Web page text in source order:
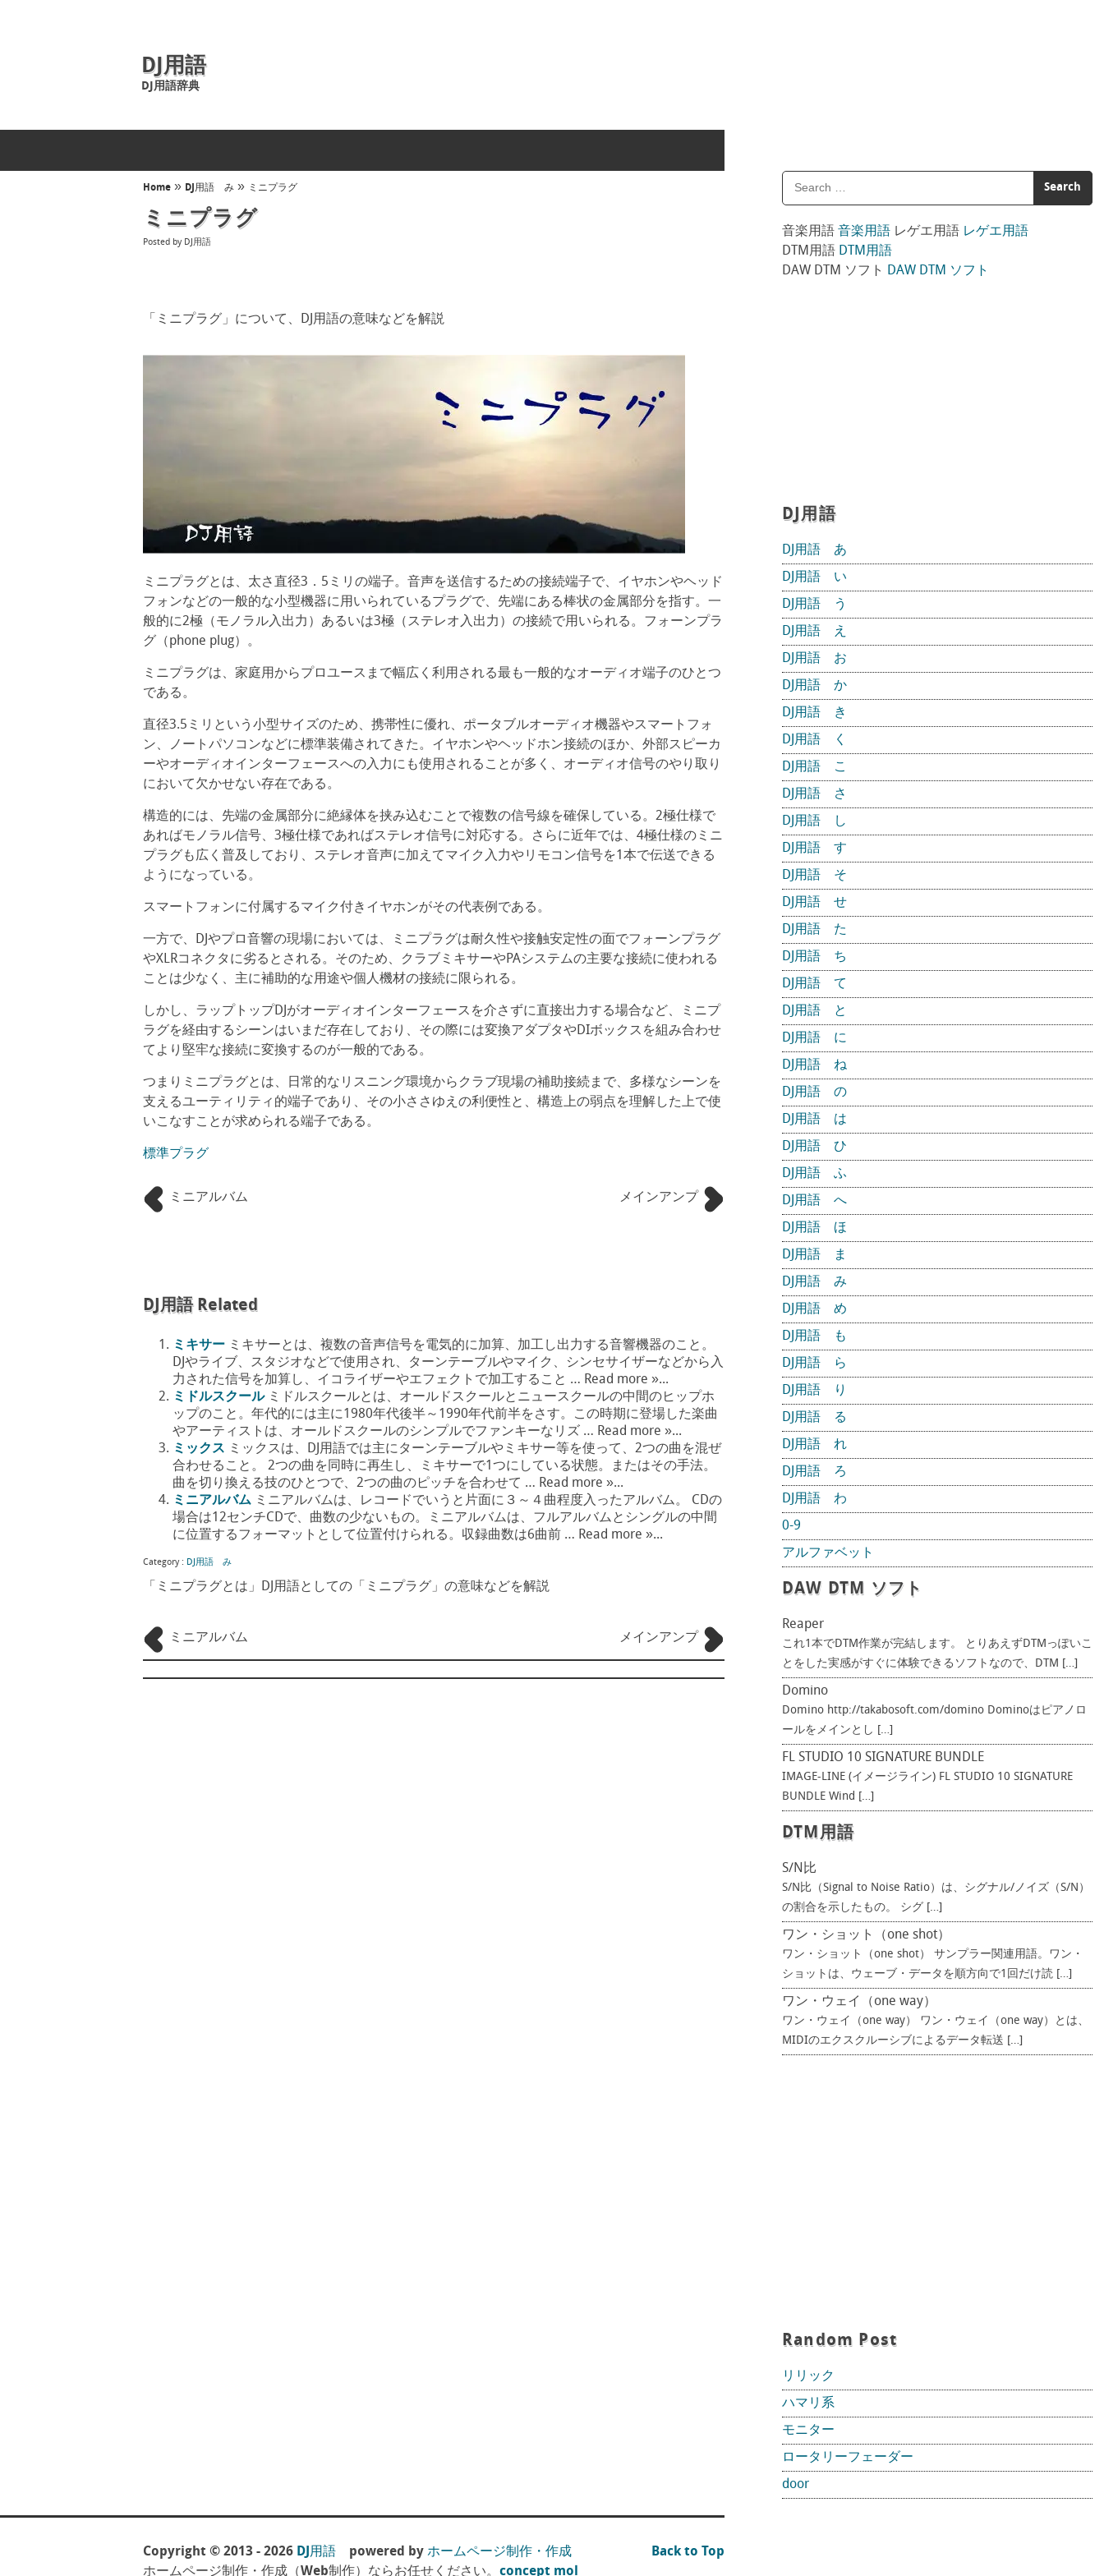
DJ用語
DJ用語辞典
Home » DJ用語 み » ミニプラグ
ミニプラグ
Posted by DJ用語
「ミニプラグ」について、DJ用語の意味などを解説
ミニプラグとは、太さ直径3．5ミリの端子。音声を送信するための接続端子で、イヤホンやヘッド
フォンなどの一般的な小型機器に用いられているプラグで、先端にある棒状の金属部分を指す。一
般的に2極（モノラル入出力）あるいは3極（ステレオ入出力）の接続で用いられる。フォーンプラ
グ（phone plug）。
ミニプラグは、家庭用からプロユースまで幅広く利用される最も一般的なオーディオ端子のひとつ
である。
直径3.5ミリという小型サイズのため、携帯性に優れ、ポータブルオーディオ機器やスマートフォ
ン、ノートパソコンなどに標準装備されてきた。イヤホンやヘッドホン接続のほか、外部スピーカ
ーやオーディオインターフェースへの入力にも使用されることが多く、オーディオ信号のやり取り
において欠かせない存在である。
構造的には、先端の金属部分に絶縁体を挟み込むことで複数の信号線を確保している。2極仕様で
あればモノラル信号、3極仕様であればステレオ信号に対応する。さらに近年では、4極仕様のミニ
プラグも広く普及しており、ステレオ音声に加えてマイク入力やリモコン信号を1本で伝送できる
ようになっている。
スマートフォンに付属するマイク付きイヤホンがその代表例である。
一方で、DJやプロ音響の現場においては、ミニプラグは耐久性や接触安定性の面でフォーンプラグ
やXLRコネクタに劣るとされる。そのため、クラブミキサーやPAシステムの主要な接続に使われる
ことは少なく、主に補助的な用途や個人機材の接続に限られる。
しかし、ラップトップDJがオーディオインターフェースを介さずに直接出力する場合など、ミニプ
ラグを経由するシーンはいまだ存在しており、その際には変換アダプタやDIボックスを組み合わせ
てより堅牢な接続に変換するのが一般的である。
つまりミニプラグとは、日常的なリスニング環境からクラブ現場の補助接続まで、多様なシーンを
支えるユーティリティ的端子であり、その小ささゆえの利便性と、構造上の弱点を理解した上で使
いこなすことが求められる端子である。
標準プラグ
ミニアルバム メインアンプ
DJ用語 Related
ミキサー ミキサーとは、複数の音声信号を電気的に加算、加工し出力する音響機器のこと。
DJやライブ、スタジオなどで使用され、ターンテーブルやマイク、シンセサイザーなどから入
力された信号を加算し、イコライザーやエフェクトで加工すること … Read more »...
ミドルスクール ミドルスクールとは、オールドスクールとニュースクールの中間のヒップホ
ップのこと。年代的には主に1980年代後半～1990年代前半をさす。この時期に登場した楽曲
やアーティストは、オールドスクールのシンプルでファンキーなリズ … Read more »...
ミックス ミックスは、DJ用語では主にターンテーブルやミキサー等を使って、2つの曲を混ぜ
合わせること。 2つの曲を同時に再生し、ミキサーで1つにしている状態。またはその手法。
曲を切り換える技のひとつで、2つの曲のピッチを合わせて … Read more »...
ミニアルバム ミニアルバムは、レコードでいうと片面に３～４曲程度入ったアルバム。 CDの
場合は12センチCDで、曲数の少ないもの。ミニアルバムは、フルアルバムとシングルの中間
に位置するフォーマットとして位置付けられる。収録曲数は6曲前 … Read more »...
Category : DJ用語 み
「ミニプラグとは」DJ用語としての「ミニプラグ」の意味などを解説
ミニアルバム メインアンプ
音楽用語 音楽用語レゲエ用語 レゲエ用語
DTM用語 DTM用語
DAW DTM ソフト
DAW DTM ソフト
DJ用語
DJ用語 あ
DJ用語 い
DJ用語 う
DJ用語 え
DJ用語 お
DJ用語 か
DJ用語 き
DJ用語 く
DJ用語 こ
DJ用語 さ
DJ用語 し
DJ用語 す
DJ用語 そ
DJ用語 せ
DJ用語 た
DJ用語 ち
DJ用語 て
DJ用語 と
DJ用語 に
DJ用語 ね
DJ用語 の
DJ用語 は
DJ用語 ひ
DJ用語 ふ
DJ用語 へ
DJ用語 ほ
DJ用語 ま
DJ用語 み
DJ用語 め
DJ用語 も
DJ用語 ら
DJ用語 り
DJ用語 る
DJ用語 れ
DJ用語 ろ
DJ用語 わ
0-9
アルファベット
DAW DTM ソフト
Reaper
これ1本でDTM作業が完結します。 とりあえずDTMっぽいこ
とをした実感がすぐに体験できるソフトなので、DTM […]
Domino
Domino http://takabosoft.com/domino Dominoはピアノロ
ールをメインとし […]
FL STUDIO 10 SIGNATURE BUNDLE
IMAGE-LINE (イメージライン) FL STUDIO 10 SIGNATURE
BUNDLE Wind […]
DTM用語
S/N比
S/N比（Signal to Noise Ratio）は、シグナル/ノイズ（S/N）
の割合を示したもの。 シグ […]
ワン・ショット（one shot）
ワン・ショット（one shot） サンプラー関連用語。ワン・
ショットは、ウェーブ・データを順方向で1回だけ読 […]
ワン・ウェイ（one way）
ワン・ウェイ（one way） ワン・ウェイ（one way）とは、
MIDIのエクスクルーシブによるデータ転送 […]
Random Post
リリック
ハマリ系
モニター
ロータリーフェーダー
door
Copyright © 2013 - 2026 DJ用語powered by ホームページ制作・作成
ホームページ制作・作成（Web制作）ならお任せください。 concept mol
Back to Top